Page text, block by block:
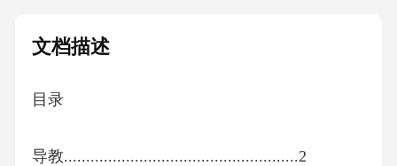
文档描述
目录
导教.....................................................2